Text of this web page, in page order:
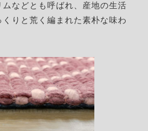
などとも呼ばれ、産地の生活
りと荒く編まれた素朴な味わ